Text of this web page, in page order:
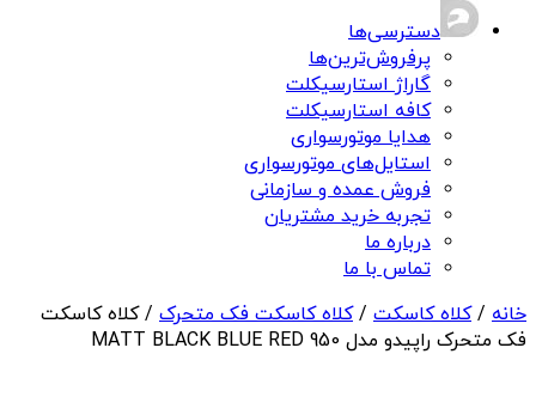
دسترسی‌ها
پرفروش‌ترین‌ها
گاراژ استارسیکلت
کافه استارسیکلت
هدایا موتورسواری
استایل‌های موتورسواری
فروش عمده و سازمانی
تجربه خرید مشتریان
درباره ما
تماس با ما
خانه /کلاه کاسکت /کلاه کاسکت فک متحرک / کلاه کاسکت
فک متحرک راپیدو مدل 950 MATT BLACK BLUE RED